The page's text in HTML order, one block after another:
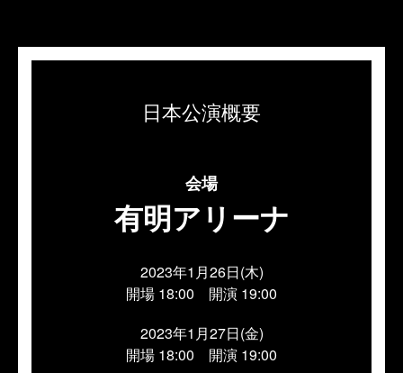
日本公演概要
会場
有明アリーナ
2023年1月26日(木)
開場 18:00 開演 19:00
2023年1月27日(金)
開場 18:00 開演 19:00